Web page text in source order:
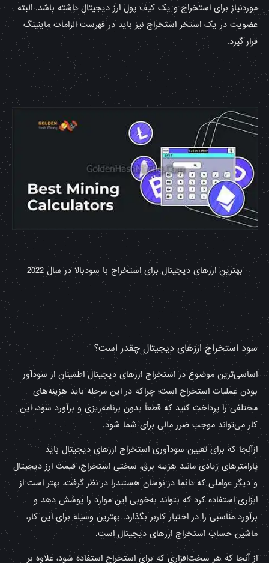
موردنیاز برای استخراج و یک کیف پول ارز دیجیتال داشته باشد. البته
عضویت در یک استخر استخراج نیز باید در فهرست الزامات ماینینگ
قرار گیرد.
بهترین ارزهای دیجیتال برای استخراج با سودبالا در سال 2022
سود استخراج ارزهای دیجیتال چقدر است؟
اساسی‌ترین موضوع در استخراج ارزهای دیجیتال اطمینان از سودآور
بودن عملیات استخراج است؛ چراکه در این مرحله باید هزینه‌های
مختلفی را پرداخت کنید که قطعاً بدون برنامه‌ریزی و برآورد سود، این
کار می‌تواند موجب ضرر مالی برای شما شود.
ازآنجا که برای تعیین سودآوری استخراج ارزهای دیجیتال باید
پارامترهای زیادی مانند هزینه برق، سختی استخراج، قیمت ارز دیجیتال
و دیگر عواملی که دائما در نوسان هستندرا در نظر گرفت، بهتر است از
ابزاری استفاده کرد که بتواند به‌خوبی این موارد را پوشش دهد و
برآورد مناسبی را در اختیار کاربر بگذارد. بهترین وسیله برای این کار،
ماشین حساب استخراج ارزهای دیجیتال است.
از آنجا که هر سخت‌افزاری که برای استخراج استفاده شود، علاوه بر